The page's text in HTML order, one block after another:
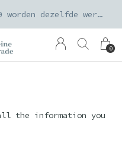
0
Orders geplaatst voor 15:00 worden dezelfde werkdag verzonden
the information you